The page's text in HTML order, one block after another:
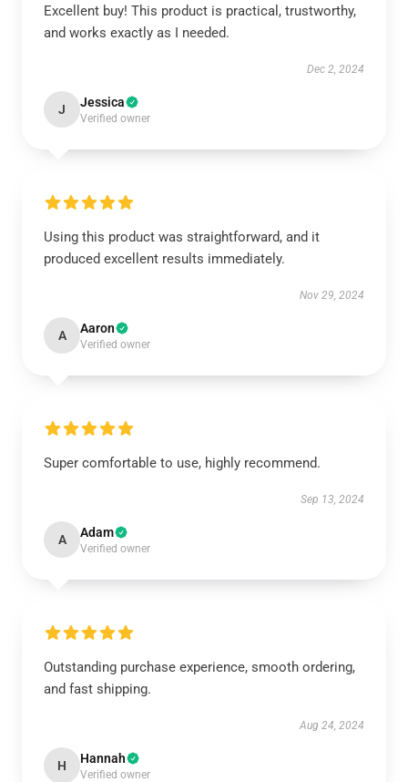
Excellent buy! This product is practical, trustworthy,
and works exactly as I needed.
Dec 2, 2024
J Jessica
Verified owner
Using this product was straightforward, and it
produced excellent results immediately.
Nov 29, 2024
A Aaron
Verified owner
Super comfortable to use, highly recommend.
Sep 13, 2024
A Adam
Verified owner
Outstanding purchase experience, smooth ordering,
and fast shipping.
Aug 24, 2024
H Hannah
Verified owner